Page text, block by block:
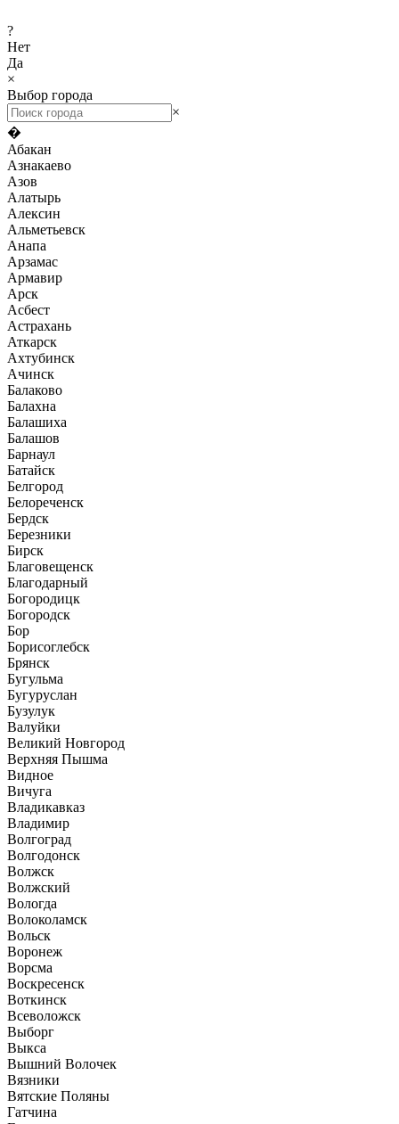
?
Нет
Да
×
Выбор города
×
�
Абакан
Азнакаево
Азов
Алатырь
Алексин
Альметьевск
Анапа
Арзамас
Армавир
Арск
Асбест
Астрахань
Аткарск
Ахтубинск
Ачинск
Балаково
Балахна
Балашиха
Балашов
Барнаул
Батайск
Белгород
Белореченск
Бердск
Березники
Бирск
Благовещенск
Благодарный
Богородицк
Богородск
Бор
Борисоглебск
Брянск
Бугульма
Бугуруслан
Бузулук
Валуйки
Великий Новгород
Верхняя Пышма
Видное
Вичуга
Владикавказ
Владимир
Волгоград
Волгодонск
Волжск
Волжский
Вологда
Волоколамск
Вольск
Воронеж
Ворсма
Воскресенск
Воткинск
Всеволожск
Выборг
Выкса
Вышний Волочек
Вязники
Вятские Поляны
Гатчина